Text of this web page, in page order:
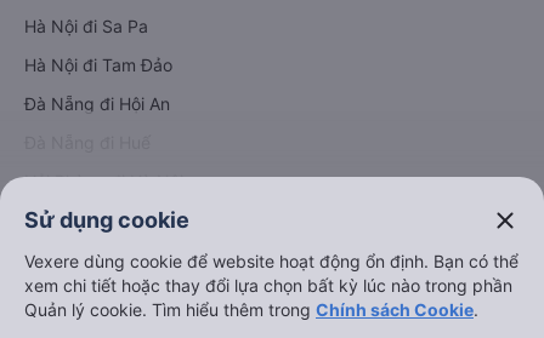
Hà Nội đi Sa Pa
Hà Nội đi Tam Đảo
Đà Nẵng đi Hội An
Hải Phòng đi Hà Nội
Sử dụng cookie close
Vexere dùng cookie để website hoạt động ổn định. Bạn có thể
xem chi tiết hoặc thay đổi lựa chọn bất kỳ lúc nào trong phần
Quản lý cookie. Tìm hiểu thêm trong Chính sách Cookie.